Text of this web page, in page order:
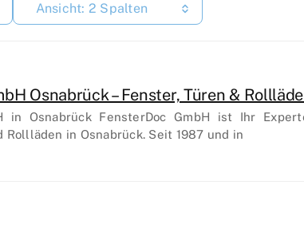
Ansicht: 2 Spalten
Osnabrück – Fenster, Türen &
in Osnabrück FensterDoc GmbH ist Ihr
Rollläden in Osnabrück. Seit 1987 und in